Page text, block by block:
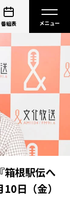
番組表
箱根駅伝へ
日（金）